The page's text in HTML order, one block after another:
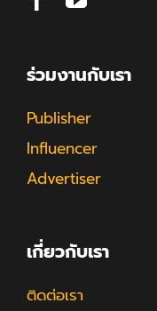
ร่วมงานกับเรา
Publisher
Influencer
Advertiser
เกี่ยวกับเรา
ติดต่อเรา